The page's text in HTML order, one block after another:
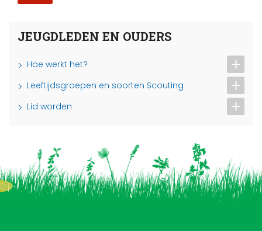
JEUGDLEDEN EN OUDERS
Hoe werkt het?
Leeftijdsgroepen en soorten Scouting
Lid worden